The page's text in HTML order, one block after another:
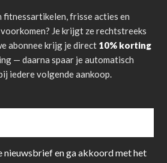
fitnessartikelen, frisse acties en
Je krijgt ze rechtstreeks
abonnee krijg je direct 10% korting
— daarna spaar je automatisch
iedere volgende aankoop.
nieuwsbrief en ga akkoord met het